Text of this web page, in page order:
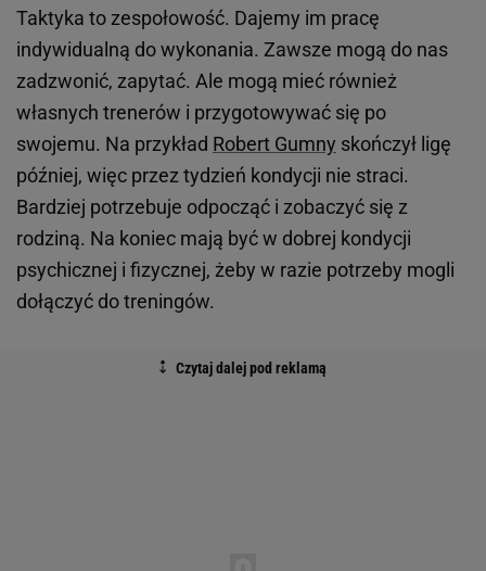
Taktyka to zespołowość. Dajemy im pracę
indywidualną do wykonania. Zawsze mogą do nas
zadzwonić, zapytać. Ale mogą mieć również
własnych trenerów i przygotowywać się po
swojemu. Na przykład Robert Gumny skończył ligę
później, więc przez tydzień kondycji nie straci.
Bardziej potrzebuje odpocząć i zobaczyć się z
rodziną. Na koniec mają być w dobrej kondycji
psychicznej i fizycznej, żeby w razie potrzeby mogli
dołączyć do treningów.